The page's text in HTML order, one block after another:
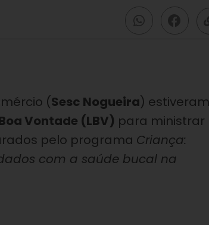
(Sesc Nogueira)
Vontade (LBV) para ministrar
pelo programa Criança:
com a saúde bucal na